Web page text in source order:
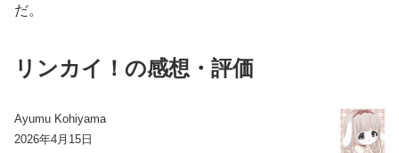
だ。
リンカイ！の感想・評価
Ayumu Kohiyama
2026年4月15日